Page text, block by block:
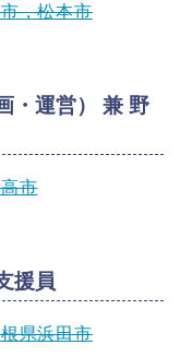
，松本市
・運営） 兼 野
市
援員
県浜田市